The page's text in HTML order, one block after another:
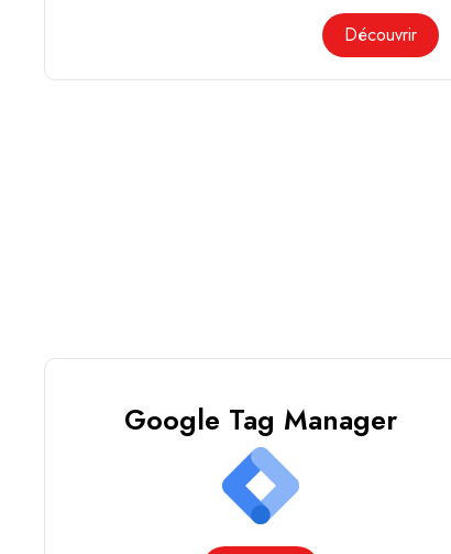
Découvrir
Google Tag Manager